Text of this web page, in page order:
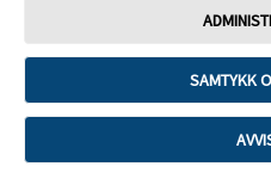
Privacy Policy
About Abbott
© 2025 Abbott.Sensorenheten,
SAMTYKK